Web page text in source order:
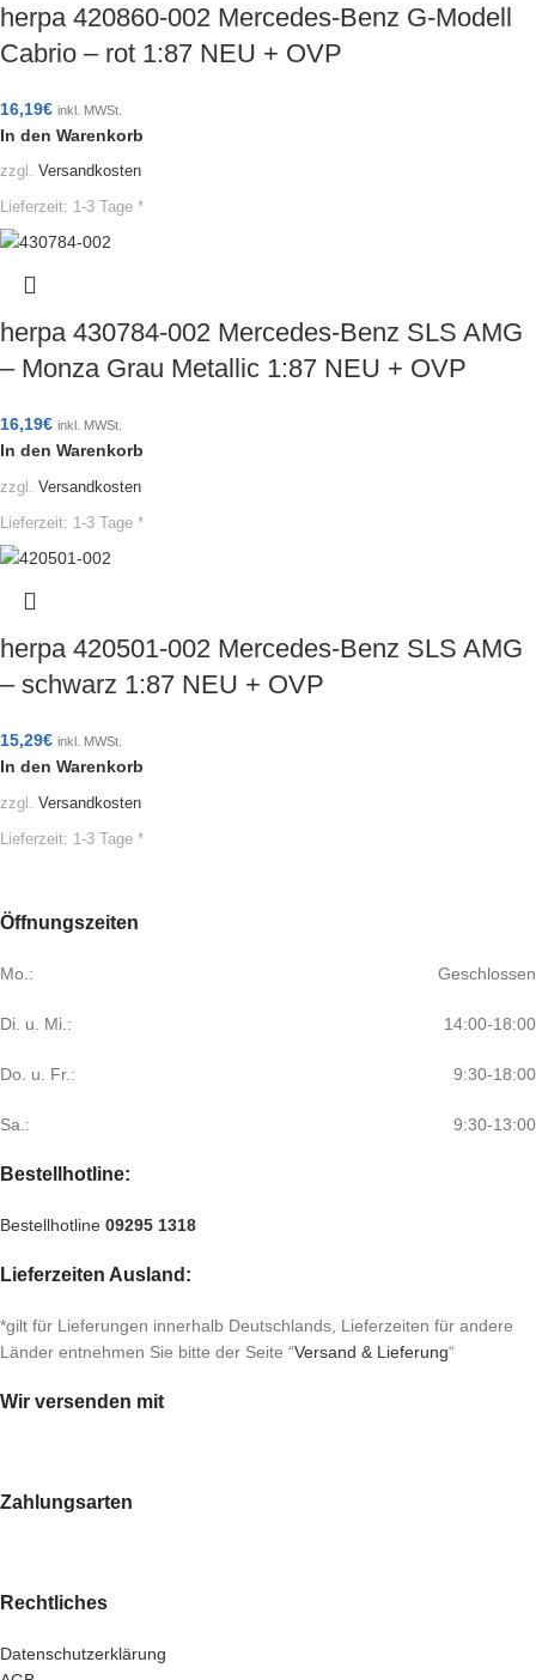
herpa 420860-002 Mercedes-Benz G-Modell
Cabrio – rot 1:87 NEU + OVP
16,19€ inkl. MWSt.
In den Warenkorb
zzgl. Versandkosten
Lieferzeit: 1-3 Tage *
herpa 430784-002 Mercedes-Benz SLS AMG
– Monza Grau Metallic 1:87 NEU + OVP
16,19€ inkl. MWSt.
In den Warenkorb
zzgl. Versandkosten
Lieferzeit: 1-3 Tage *
herpa 420501-002 Mercedes-Benz SLS AMG
– schwarz 1:87 NEU + OVP
15,29€ inkl. MWSt.
In den Warenkorb
zzgl. Versandkosten
Lieferzeit: 1-3 Tage *
Öffnungszeiten
Mo.: Geschlossen
Di. u. Mi.: 14:00-18:00
Do. u. Fr.: 9:30-18:00
Sa.: 9:30-13:00
Bestellhotline:
Bestellhotline 09295 1318
Lieferzeiten Ausland:
*gilt für Lieferungen innerhalb Deutschlands, Lieferzeiten für andere
Länder entnehmen Sie bitte der Seite “Versand & Lieferung“
Wir versenden mit
Zahlungsarten
Rechtliches
Datenschutzerklärung